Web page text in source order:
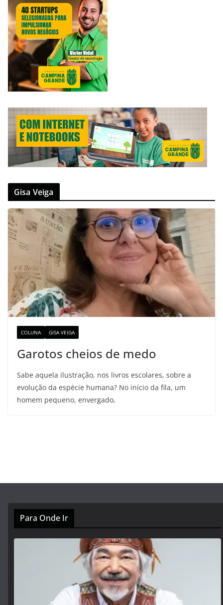
Gisa Veiga
COLUNA GISA VEIGA
Garotos cheios de medo
Sabe aquela ilustração, nos livros escolares, sobre a
evolução da espécie humana? No início da fila, um
homem pequeno, envergado,
Para Onde Ir